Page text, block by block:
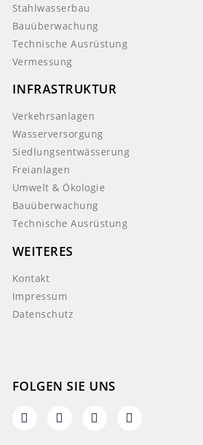
Stahlwasserbau
Bauüberwachung
Technische Ausrüstung
Vermessung
INFRASTRUKTUR
Verkehrsanlagen
Wasserversorgung
Siedlungsentwässerung
Freianlagen
Umwelt & Ökologie
Bauüberwachung
Technische Ausrüstung
WEITERES
Kontakt
Impressum
Datenschutz
FOLGEN SIE UNS